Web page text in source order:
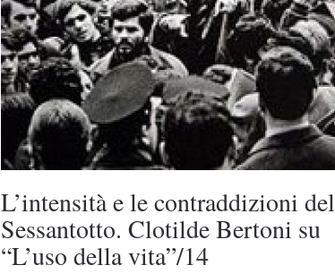
L’intensità e le contraddizioni del
Sessantotto. Clotilde Bertoni su
“L’uso della vita”/14